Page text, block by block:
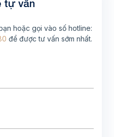
tự vấn
hoặc gọi vào số hotline:
để được tư vấn sớm nhất.